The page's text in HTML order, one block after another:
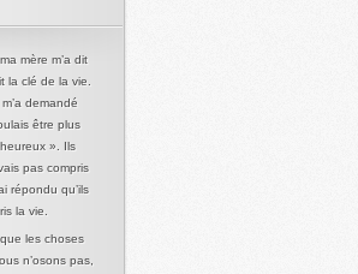
mère m’a dit
la clé de la vie.
demandé
être plus
». Ils
pas compris
répondu qu’ils
la vie.
les choses
n’osons pas,